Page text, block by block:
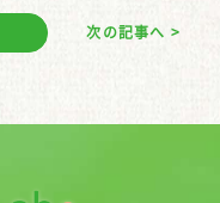
次の記事へ >